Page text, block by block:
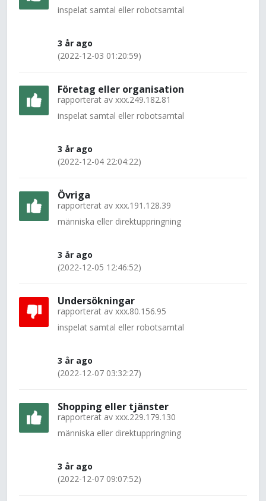
inspelat samtal eller robotsamtal
3 år ago
(2022-12-03 01:20:59)
Företag eller organisation
rapporterat av xxx.249.182.81
inspelat samtal eller robotsamtal
3 år ago
(2022-12-04 22:04:22)
Övriga
rapporterat av xxx.191.128.39
människa eller direktuppringning
3 år ago
(2022-12-05 12:46:52)
Undersökningar
rapporterat av xxx.80.156.95
inspelat samtal eller robotsamtal
3 år ago
(2022-12-07 03:32:27)
Shopping eller tjänster
rapporterat av xxx.229.179.130
människa eller direktuppringning
3 år ago
(2022-12-07 09:07:52)